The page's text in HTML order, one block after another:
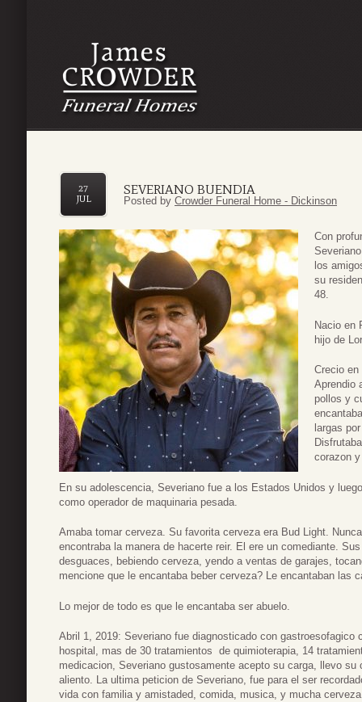
SEVERIANO BUENDIA
27
JUL
Posted by Crowder Funeral Home - Dickinson
Con
los
su
48.
Nacio en
hijo de
Crecio en
Aprendio
pollos y
largas
corazon
En su adolescencia, Severiano fue a los Estados Unidos y
como operador de maquinaria pesada.
Amaba tomar cerveza. Su favorita cerveza era Bud Light.
encontraba la manera de hacerte reir. El ere un comediante.
desguaces, bebiendo cerveza, yendo a ventas de garajes,
mencione que le encantaba beber cerveza? Le encantaban las
Lo mejor de todo es que le encantaba ser abuelo.
Abril 1, 2019: Severiano fue diagnosticado con
hospital, mas de 30 tratamientos de quimioterapia, 14
medicacion, Severiano gustosamente acepto su carga, llevo
aliento. La ultima peticion de Severiano, fue para el ser
vida con familia y amistaded, comida, musica, y mucha